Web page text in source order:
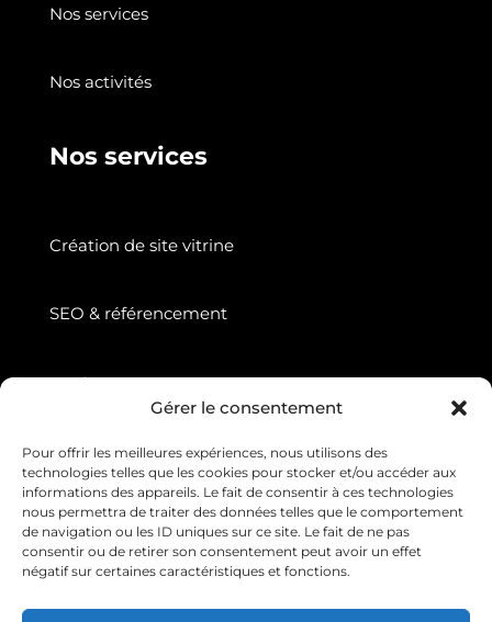
Gérer le consentement
Pour offrir les meilleures expériences, nous utilisons des
technologies telles que les cookies pour stocker et/ou accéder aux
informations des appareils. Le fait de consentir à ces technologies
nous permettra de traiter des données telles que le comportement
de navigation ou les ID uniques sur ce site. Le fait de ne pas
consentir ou de retirer son consentement peut avoir un effet
négatif sur certaines caractéristiques et fonctions.
Nos services
Nos activités
Nos services
Création de site vitrine
SEO & référencement
Suivez nous
Copyright © 2026 Web Diffusion. Tous droits